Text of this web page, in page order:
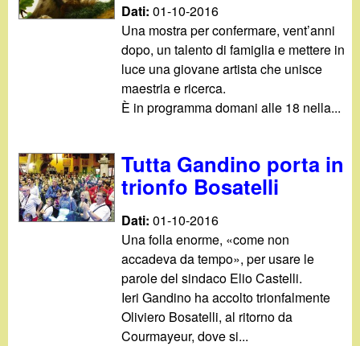
Dati:01-10-2016
Una mostra per confermare, vent’anni
dopo, un talento di famiglia e mettere in
luce una giovane artista che unisce
maestria e ricerca.
È in programma domani alle 18 nella...
Tutta Gandino porta in
trionfo Bosatelli
Dati:01-10-2016
Una folla enorme, «come non
accadeva da tempo», per usare le
parole del sindaco Elio Castelli.
Ieri Gandino ha accolto trionfalmente
Oliviero Bosatelli, al ritorno da
Courmayeur, dove si...